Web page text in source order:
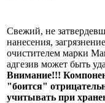
Свежий, не
нанесения,
очистителем марки
адгезив может быть
Внимание!!!
"боится"
учитывать при